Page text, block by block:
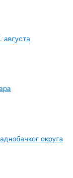
августа
округа